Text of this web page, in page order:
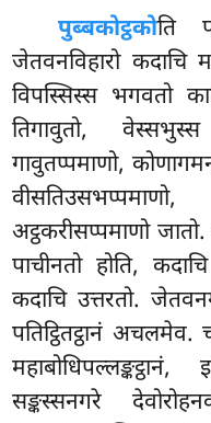
पुब्बकोट्ठकोति
जेतवनविहारो कदाचि
विपस्सिस्स भगवतो
तिगावुतो,
गावुतप्पमाणो,
अट्ठकरीसप्पमाणो
पाचीनतो होति,
कदाचि उत्तरतो.
पतिट्ठितट्ठानं अचलमेव.
सङ्कस्सनगरे